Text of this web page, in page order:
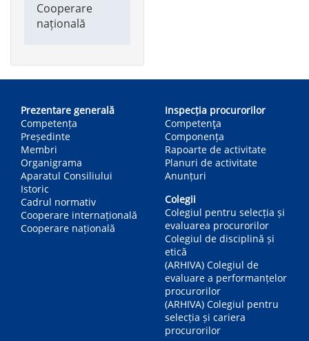
Cooperare
națională
navigation
Prezentare generală
Competența
Președinte
Membri
Organigrama
Aparatul Consiliului
Istoric
Cadrul normativ
Cooperare internațională
Cooperare națională
Inspecția procurorilor
Competenţa
Componența
Rapoarte de activitate
Planuri de activitate
Anunțuri
Colegii
Colegiul pentru selecția și
evaluarea procurorilor
Colegiul de disciplină și
etică
(ARHIVA) Colegiul de
evaluare a performanțelor
procurorilor
(ARHIVA) Colegiul pentru
selecția și cariera
procurorilor